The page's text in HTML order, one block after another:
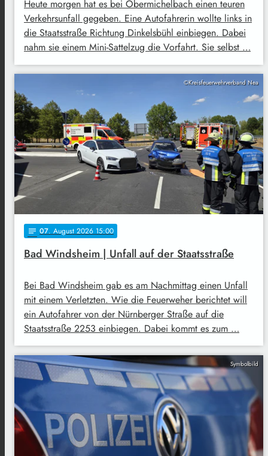
Heute morgen hat es bei Obermichelbach einen teuren
Verkehrsunfall gegeben. Eine Autofahrerin wollte links in
die Staatsstraße Richtung Dinkelsbühl einbiegen. Dabei
nahm sie einem Mini-Sattelzug die Vorfahrt. Sie selbst …
©Kreisfeuerwehrverband Nea
notes 07. August 2026 15:00
Bad Windsheim | Unfall auf der Staatsstraße
Bei Bad Windsheim gab es am Nachmittag einen Unfall
mit einem Verletzten. Wie die Feuerweher berichtet will
ein Autofahrer von der Nürnberger Straße auf die
Staatsstraße 2253 einbiegen. Dabei kommt es zum …
Symbolbild